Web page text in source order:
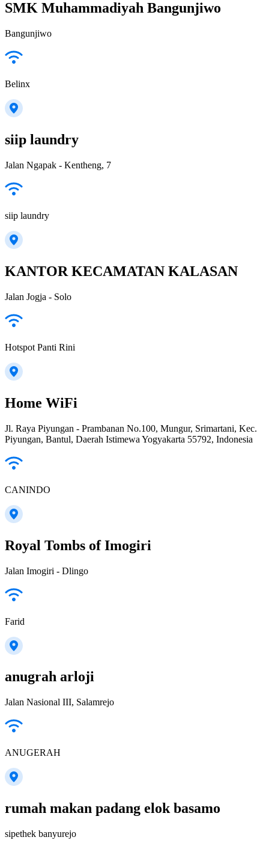
SMK Muhammadiyah Bangunjiwo
Bangunjiwo
Belinx
siip laundry
Jalan Ngapak - Kentheng, 7
siip laundry
KANTOR KECAMATAN KALASAN
Jalan Jogja - Solo
Hotspot Panti Rini
Home WiFi
Jl. Raya Piyungan - Prambanan No.100, Mungur, Srimartani, Kec.
Piyungan, Bantul, Daerah Istimewa Yogyakarta 55792, Indonesia
CANINDO
Royal Tombs of Imogiri
Jalan Imogiri - Dlingo
Farid
anugrah arloji
Jalan Nasional III, Salamrejo
ANUGERAH
rumah makan padang elok basamo
sipethek banyurejo